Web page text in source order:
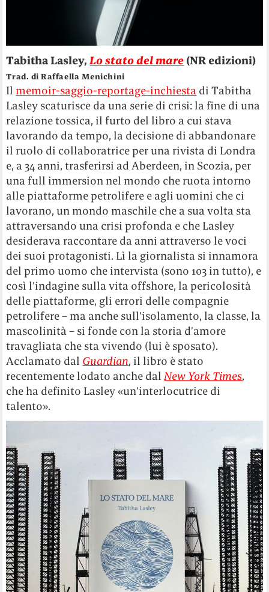
Tabitha Lasley,Lo stato del mare (NR edizioni)
Trad. di Raffaella Menichini
Il memoir-saggio-reportage-inchiesta di Tabitha
Lasley scaturisce da una serie di crisi: la fine di una
relazione tossica, il furto del libro a cui stava
lavorando da tempo, la decisione di abbandonare
il ruolo di collaboratrice per una rivista di Londra
e, a 34 anni, trasferirsi ad Aberdeen, in Scozia, per
una full immersion nel mondo che ruota intorno
alle piattaforme petrolifere e agli uomini che ci
lavorano, un mondo maschile che a sua volta sta
attraversando una crisi profonda e che Lasley
desiderava raccontare da anni attraverso le voci
dei suoi protagonisti. Lì la giornalista si innamora
del primo uomo che intervista (sono 103 in tutto), e
così l’indagine sulla vita offshore, la pericolosità
delle piattaforme, gli errori delle compagnie
petrolifere – ma anche sull’isolamento, la classe, la
mascolinità – si fonde con la storia d’amore
travagliata che sta vivendo (lui è sposato).
Acclamato dal Guardian, il libro è stato
recentemente lodato anche dalNew York Times,
che ha definito Lasley «un’interlocutrice di
talento».